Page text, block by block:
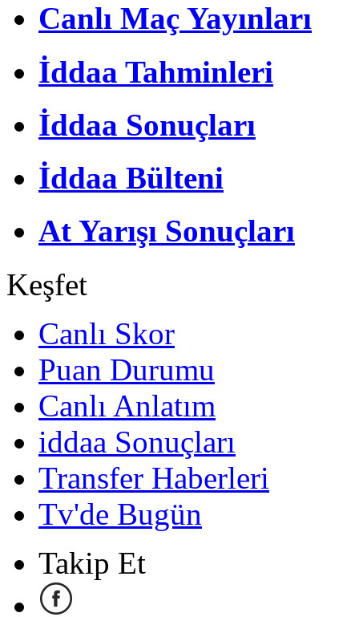
Canlı Maç Yayınları
İddaa Tahminleri
İddaa Sonuçları
İddaa Bülteni
At Yarışı Sonuçları
Keşfet
Canlı Skor
Puan Durumu
Canlı Anlatım
iddaa Sonuçları
Transfer Haberleri
Tv'de Bugün
Takip Et